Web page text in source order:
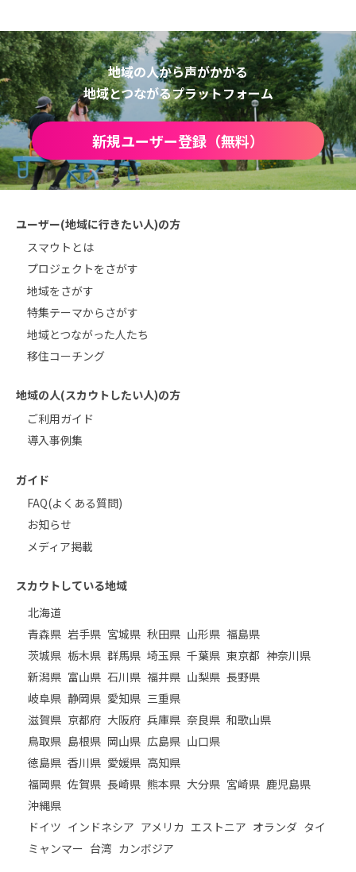
地域の人から声がかかる
地域とつながるプラットフォーム
新規ユーザー登録（無料）
ユーザー(地域に行きたい人)の方
スマウトとは
プロジェクトをさがす
地域をさがす
特集テーマからさがす
地域とつながった人たち
移住コーチング
地域の人(スカウトしたい人)の方
ご利用ガイド
導入事例集
ガイド
FAQ(よくある質問)
お知らせ
メディア掲載
スカウトしている地域
北海道
青森県 岩手県 宮城県 秋田県 山形県 福島県
茨城県 栃木県 群馬県 埼玉県 千葉県 東京都 神奈川県
新潟県 富山県 石川県 福井県 山梨県 長野県
岐阜県 静岡県 愛知県 三重県
滋賀県 京都府 大阪府 兵庫県 奈良県 和歌山県
鳥取県 島根県 岡山県 広島県 山口県
徳島県 香川県 愛媛県 高知県
福岡県 佐賀県 長崎県 熊本県 大分県 宮崎県 鹿児島県
沖縄県
ドイツ インドネシア アメリカ エストニア オランダ タイ
ミャンマー 台湾 カンボジア